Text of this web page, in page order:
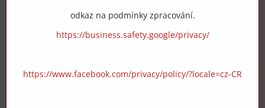
odkaz na podmínky zpracování.
https://business.safety.google/privacy/
https://www.facebook.com/privacy/policy/?locale=cz-CR